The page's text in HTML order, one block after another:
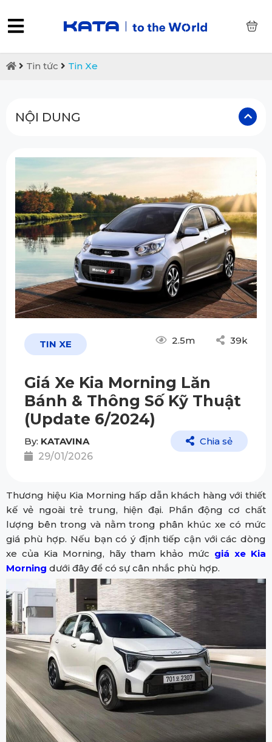
Tin tức Tin Xe
NỘI DUNG
TIN XE 2.5m 39k
Giá Xe Kia Morning Lăn
Bánh & Thông Số Kỹ Thuật
(Update 6/2024)
By: KATAVINA
29/01/2026
Chia sẻ
Thương hiệu Kia Morning hấp dẫn khách hàng với thiết
kế vẻ ngoài trẻ trung, hiện đại. Phần động cơ chất
lượng bên trong và nằm trong phân khúc xe có mức
giá phù hợp. Nếu bạn có ý định tiếp cận với các dòng
xe của Kia Morning, hãy tham khảo mức giá xe Kia
Morning dưới đây để có sự cân nhắc phù hợp.